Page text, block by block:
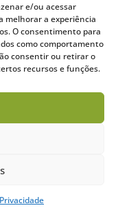
e/ou acessar
melhorar a experiência
O consentimento para
como comportamento
consentir ou retirar o
recursos e funções.
Reservados.